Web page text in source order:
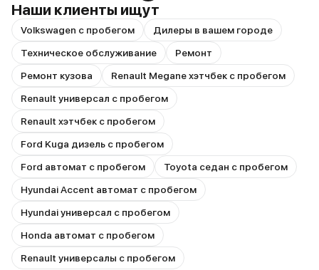
Наши клиенты ищут
Volkswagen с пробегом
Дилеры в вашем городе
Техническое обслуживание
Ремонт
Ремонт кузова
Renault Megane хэтчбек с пробегом
Renault универсал с пробегом
Renault хэтчбек с пробегом
Ford Kuga дизель с пробегом
Ford автомат с пробегом
Toyota седан с пробегом
Hyundai Accent автомат с пробегом
Hyundai универсал с пробегом
Honda автомат с пробегом
Renault универсалы с пробегом